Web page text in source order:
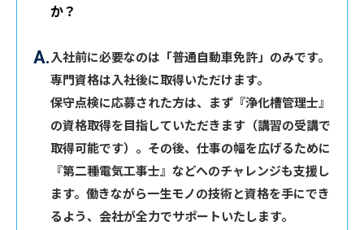
か？
入社前に必要なのは「普通自動車免許」のみです。
専門資格は入社後に取得いただけます。
保守点検に応募された方は、まず『浄化槽管理士』
の資格取得を目指していただきます（講習の受講で
取得可能です）。その後、仕事の幅を広げるために
『第二種電気工事士』などへのチャレンジも支援し
ます。働きながら一生モノの技術と資格を手にでき
るよう、会社が全力でサポートいたします。